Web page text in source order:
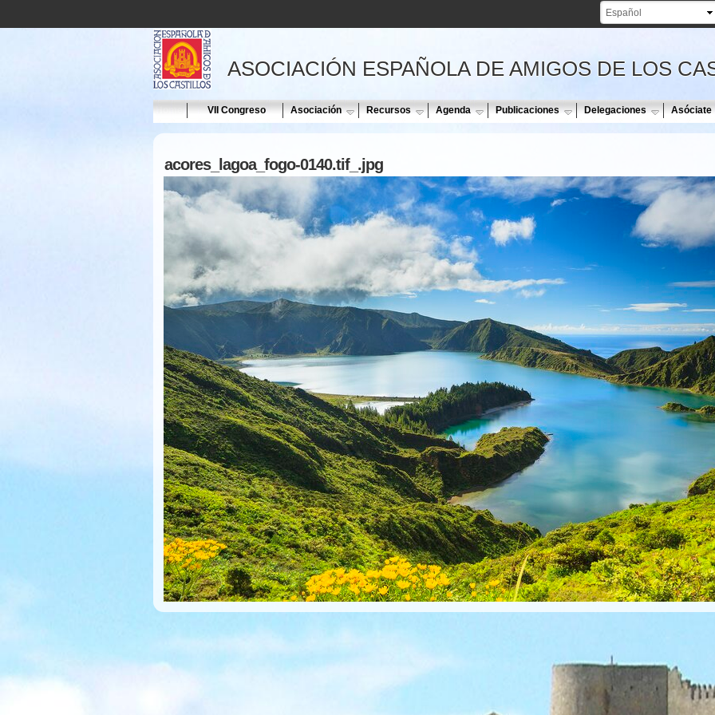
ASOCIACIÓN ESPAÑOLA DE AMIGOS DE LOS
Home VII Congreso Asociación Recursos Agenda Publicaciones Delegaciones Asóciate
acores_lagoa_fogo-0140.tif_.jpg